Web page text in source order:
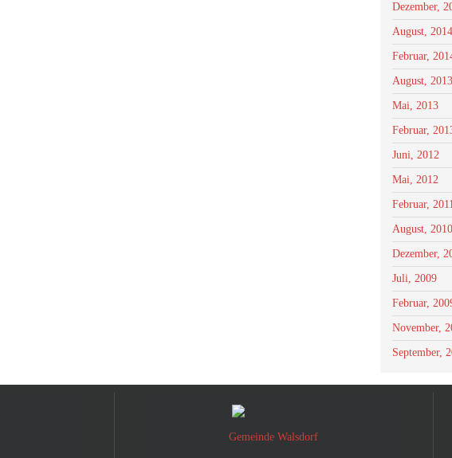
Dezember,
August, 2014
Februar,
August, 2013
Mai, 2013
Februar,
Juni, 2012
Mai, 2012
Februar,
August, 2010
Dezember,
Juli, 2009
Februar,
November,
September,
Gemeinde Walsdorf